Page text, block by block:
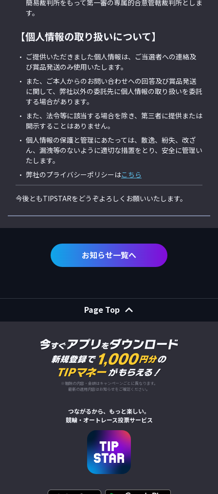
簡易裁判所をもって第一審の専属的合意管轄裁判所としま
す。
【個人情報の取り扱いについて】
ご提供いただきました個人情報は、ご当選者への連絡及
び賞品発送のみ使用いたします。
また、ご本人からのお問い合わせへの回答及び賞品発送
に関して、弊社以外の委託先に個人情報の取り扱いを委託
する場合があります。
また、法令等に該当する場合を除き、第三者に提供または
開示することはありません。
個人情報の保護と管理にあたっては、散逸、紛失、改ざ
ん、漏洩等のないように適切な措置をとり、安全に管理い
たします。
弊社のプライバシーポリシーはこちら
今後ともTIPSTARをどうぞよろしくお願いいたします。
お知らせ一覧へ
Page Top
※報酬の内容・金額はキャンペーンごとに異なります。
最新の適用内容はお知らせをご確認ください。
つながるから、もっと楽しい。
競輪・オートレース投票サービス